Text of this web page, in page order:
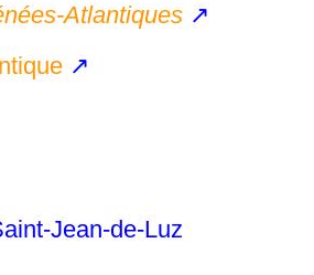
Atlantiques ↗
↗
Jean-de-Luz